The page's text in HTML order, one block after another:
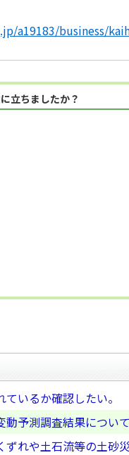
a19183/business/
立ちましたか？
いるか確認したい。
予測調査結果につい
れや土石流等の土砂